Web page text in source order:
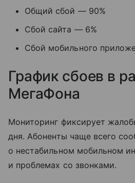
Общий сбой — 90%
Сбой сайта — 6%
Сбой мобильного
График сбоев в
МегаФона
Мониторинг фиксирует
дня. Абоненты чаще всего
о нестабильном мобильном
и проблемах со звонками.